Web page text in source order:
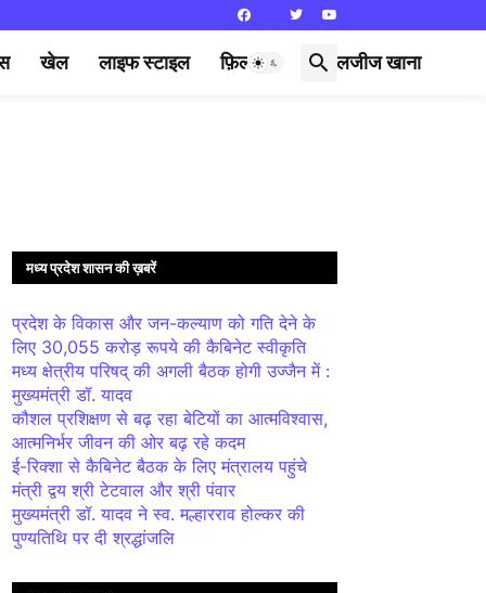
खेल लाइफ स्टाइल फ़िल्मी दुनिया लजीज खाना
मध्य प्रदेश शासन की ख़बरें
प्रदेश के विकास और जन-कल्याण को गति देने के
लिए 30,055 करोड़ रूपये की कैबिनेट स्वीकृति
मध्य क्षेत्रीय परिषद् की अगली बैठक होगी उज्जैन में :
मुख्यमंत्री डॉ. यादव
कौशल प्रशिक्षण से बढ़ रहा बेटियों का आत्मविश्वास,
आत्मनिर्भर जीवन की ओर बढ़ रहे कदम
ई-रिक्शा से कैबिनेट बैठक के लिए मंत्रालय पहुंचे
मंत्री द्वय श्री टेटवाल और श्री पंवार
मुख्यमंत्री डॉ. यादव ने स्व. मल्हारराव होल्कर की
पुण्यतिथि पर दी श्रद्धांजलि